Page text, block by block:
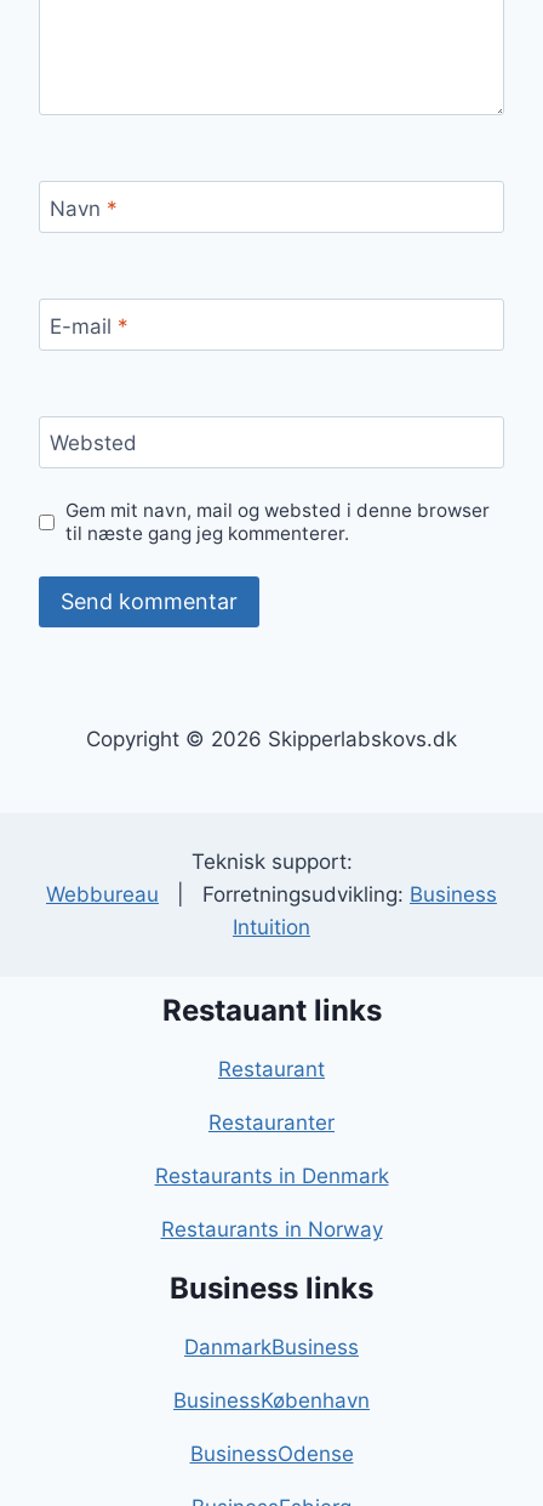
Navn *
E-mail *
Websted
Gem mit navn, mail og websted i denne browser
til næste gang jeg kommenterer.
Copyright © 2026 Skipperlabskovs.dk
Teknisk support:
Webbureau | Forretningsudvikling: Business
Intuition
Restauant links
Restaurant
Restauranter
Restaurants in Denmark
Restaurants in Norway
Business links
DanmarkBusiness
BusinessKøbenhavn
BusinessOdense